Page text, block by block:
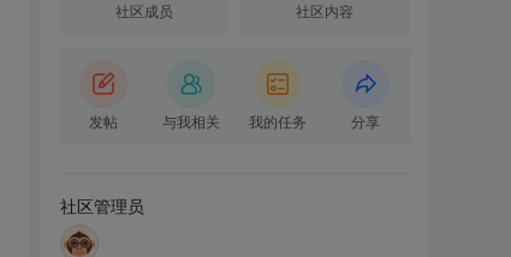
社区成员 社区内容
发帖 与我相关 我的任务 分享
社区管理员